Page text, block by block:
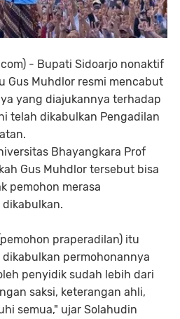
- Bupati Sidoarjo nonaktif
Gus Muhdlor resmi mencabut
yang diajukannya terhadap
telah dikabulkan Pengadilan
Bhayangkara Prof
Gus Muhdlor tersebut bisa
pemohon merasa
praperadilan) itu
permohonannya
penyidik sudah lebih dari
saksi, keterangan ahli,
semua," ujar Solahudin